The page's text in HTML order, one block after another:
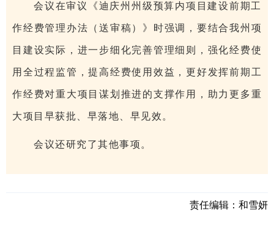
会议在审议《迪庆州州级预算内项目建设前期工
作经费管理办法（送审稿）》时强调，要结合我州项
目建设实际，进一步细化完善管理细则，强化经费使
用全过程监管，提高经费使用效益，更好发挥前期工
作经费对重大项目谋划推进的支撑作用，助力更多重
大项目早获批、早落地、早见效。
会议还研究了其他事项。
责任编辑： 和雪妍